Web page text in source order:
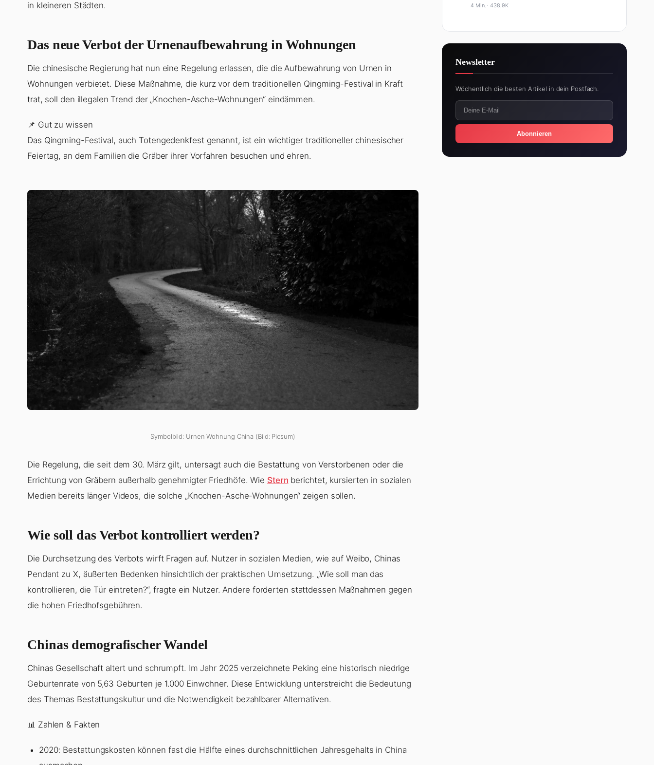
in kleineren Städten.
Das neue Verbot der Urnenaufbewahrung in Wohnungen
Die chinesische Regierung hat nun eine Regelung erlassen, die die Aufbewahrung von Urnen in
Wohnungen verbietet. Diese Maßnahme, die kurz vor dem traditionellen Qingming-Festival in Kraft
trat, soll den illegalen Trend der „Knochen-Asche-Wohnungen“ eindämmen.
📌 Gut zu wissen
Das Qingming-Festival, auch Totengedenkfest genannt, ist ein wichtiger traditioneller chinesischer
Feiertag, an dem Familien die Gräber ihrer Vorfahren besuchen und ehren.
Symbolbild: Urnen Wohnung China (Bild: Picsum)
Die Regelung, die seit dem 30. März gilt, untersagt auch die Bestattung von Verstorbenen oder die
Errichtung von Gräbern außerhalb genehmigter Friedhöfe. Wie Stern berichtet, kursierten in sozialen
Medien bereits länger Videos, die solche „Knochen-Asche-Wohnungen“ zeigen sollen.
Wie soll das Verbot kontrolliert werden?
Die Durchsetzung des Verbots wirft Fragen auf. Nutzer in sozialen Medien, wie auf Weibo, Chinas
Pendant zu X, äußerten Bedenken hinsichtlich der praktischen Umsetzung. „Wie soll man das
kontrollieren, die Tür eintreten?“, fragte ein Nutzer. Andere forderten stattdessen Maßnahmen gegen
die hohen Friedhofsgebühren.
Chinas demografischer Wandel
Chinas Gesellschaft altert und schrumpft. Im Jahr 2025 verzeichnete Peking eine historisch niedrige
Geburtenrate von 5,63 Geburten je 1.000 Einwohner. Diese Entwicklung unterstreicht die Bedeutung
des Themas Bestattungskultur und die Notwendigkeit bezahlbarer Alternativen.
📊 Zahlen & Fakten
2020: Bestattungskosten können fast die Hälfte eines durchschnittlichen Jahresgehalts in China
4 Min. ·438,9K
Newsletter
Wöchentlich die besten Artikel in dein Postfach.
Abonnieren